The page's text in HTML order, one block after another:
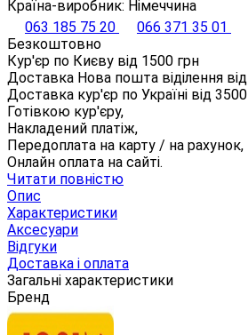
Країна-виробник: Німеччина
063 185 75 20
066 371 35 01
Безкоштовно
Кур'єр по Києву від 1500 грн
Доставка Нова пошта віділення від
Доставка кур'єр по Україні від 3500
Готівкою кур'єру,
Накладений платіж,
Передоплата на карту / на рахунок,
Онлайн оплата на сайті.
Читати повністю
Опис
Характеристики
Аксесуари
Відгуки
Доставка і оплата
Загальні характеристики
Бренд